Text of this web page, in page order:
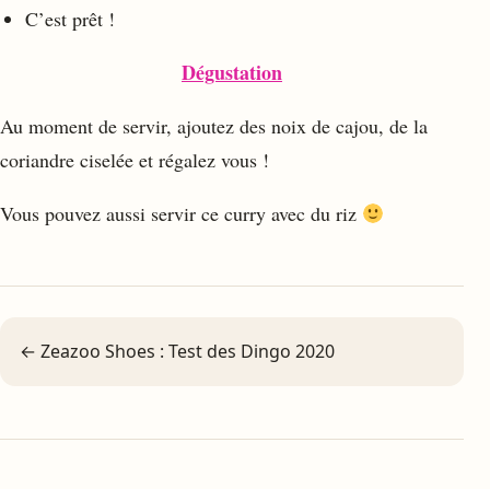
C’est prêt !
Dégustation
Au moment de servir, ajoutez des noix de cajou, de la
coriandre ciselée et régalez vous !
Vous pouvez aussi servir ce curry avec du riz
← Zeazoo Shoes : Test des Dingo 2020